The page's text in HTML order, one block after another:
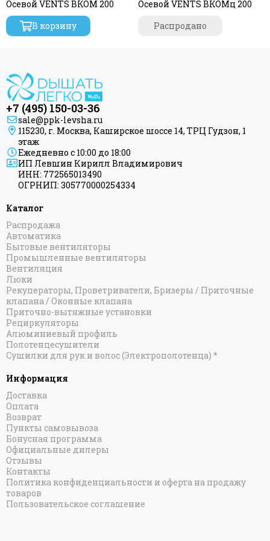
"TYWENT" - Канальные круглые вентиляторы
"Dospel" - Канальные круглые вентиляторы
"ARIUS" - Канальные вентиляторы. Россия
Осевой VENTS ВКОМ 200
В корзину
Осевой VENTS ВКОМц 200
Распродано
+7 (495) 150-03-36
sale@ppk-levsha.ru
115230, г. Москва, Каширское шоссе 14, ТРЦ Гудзон, 1
этаж
Ежедневно с 10:00 до 18:00
ИП Левшин Кирилл Владимирович
ИНН: 772565013490
ОГРНИП: 305770000254334
Каталог
Распродажа
Автоматика
Бытовые вентиляторы
Промышленные вентиляторы
Вентиляция
Люки
Рекуператоры, Проветриватели, Бризеры / Приточные
клапана / Оконные клапана
Приточно-вытяжные установки
Рециркуляторы
Алюминиевый профиль
Полотенцесушители
Сушилки для рук и волос (Электрополотенца) *
Информация
Доставка
Оплата
Возврат
Пункты самовывоза
Бонусная программа
Официальные дилеры
Отзывы
Контакты
Политика конфиденциальности и оферта на продажу
товаров
Пользовательское соглашение